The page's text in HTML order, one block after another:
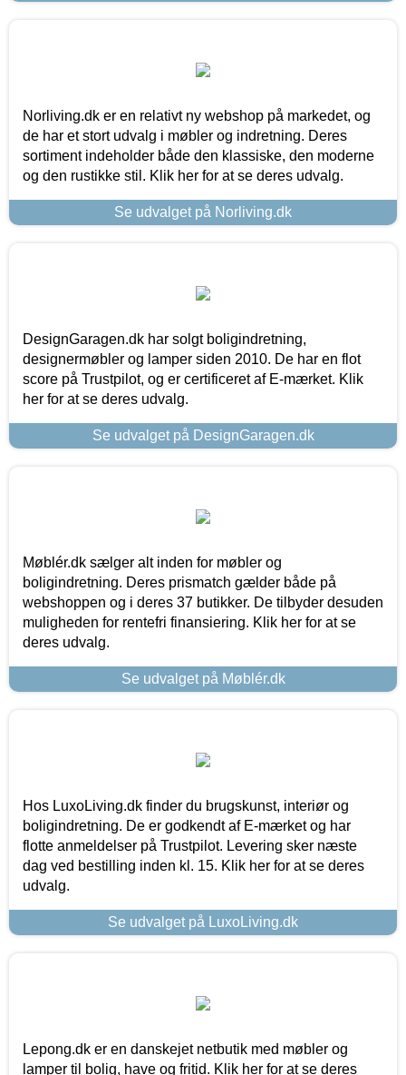
Norliving.dk er en relativt ny webshop på markedet, og
de har et stort udvalg i møbler og indretning. Deres
sortiment indeholder både den klassiske, den moderne
og den rustikke stil. Klik her for at se deres udvalg.
Se udvalget på Norliving.dk
DesignGaragen.dk har solgt boligindretning,
designermøbler og lamper siden 2010. De har en flot
score på Trustpilot, og er certificeret af E-mærket. Klik
her for at se deres udvalg.
Se udvalget på DesignGaragen.dk
Møblér.dk sælger alt inden for møbler og
boligindretning. Deres prismatch gælder både på
webshoppen og i deres 37 butikker. De tilbyder desuden
muligheden for rentefri finansiering. Klik her for at se
deres udvalg.
Se udvalget på Møblér.dk
Hos LuxoLiving.dk finder du brugskunst, interiør og
boligindretning. De er godkendt af E-mærket og har
flotte anmeldelser på Trustpilot. Levering sker næste
dag ved bestilling inden kl. 15. Klik her for at se deres
udvalg.
Se udvalget på LuxoLiving.dk
Lepong.dk er en danskejet netbutik med møbler og
lamper til bolig, have og fritid. Klik her for at se deres